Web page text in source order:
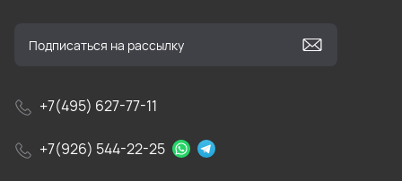
+7(495) 627-77-11
+7(926) 544-22-25